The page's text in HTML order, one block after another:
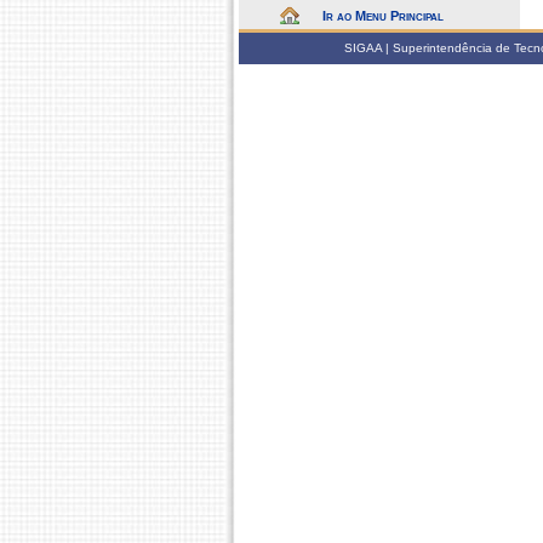
Ir ao Menu Principal
SIGAA | Superintendência de